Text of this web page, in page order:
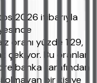
2026 itibarıyla
oranı yüzde 1,29,
çekiyor. Bu oranlar
banka tarafından
olmayan bir kişiye